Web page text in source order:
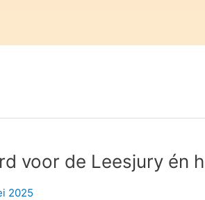
voor de Leesjury én
2025